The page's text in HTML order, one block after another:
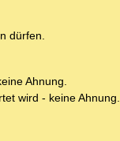
dürfen.
Ahnung.
wird - keine Ahnung.